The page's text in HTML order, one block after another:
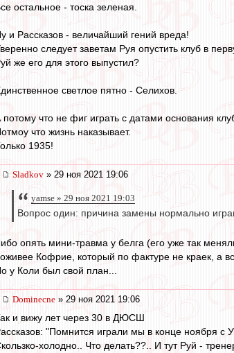
остальное - тоска зеленая.
и Рассказов - величайший гений вреда!
следует заветам Руя опустить клуб в
же его для этого выпустил?
светлое пятно - Селихов.
потому что не фиг играть с датами основания
что жизнь наказывает.
1935!
Sladkov » 29 ноя 2021 19:06
yamse » 29 ноя 2021 19:03
Вопрос один: причина замены нормально
опять мини-травма у белга (его уже так
Кофрие, который по фактуре не краек, а
у Коли был свой план...
Dominecne » 29 ноя 2021 19:06
и вижу лет через 30 в ДЮСШ
"Помнится играли мы в конце ноября с
холодно.. Что делать??.. И тут Руй -